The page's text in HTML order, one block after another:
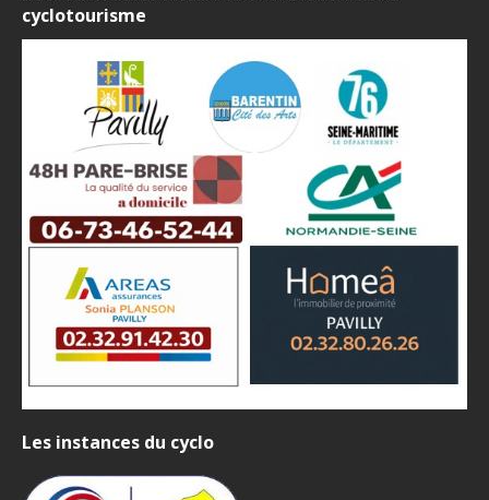
cyclotourisme
Les instances du cyclo